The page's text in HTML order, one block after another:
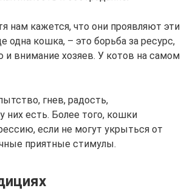
нам кажется, что они проявляют эти
одна кошка, – это борьба за ресурс,
и внимание хозяев. У котов на самом
гнев, радость,
них есть. Более того, кошки
если не могут укрыться от
приятные стимулы.